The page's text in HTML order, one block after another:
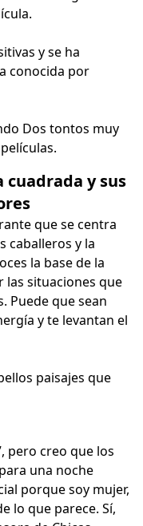
y se ha
conocida por
Dos tontos muy
cuadrada y sus
que se centra
caballeros y la
la base de la
las situaciones que
Puede que sean
y te levantan el
paisajes que
pero creo que los
una noche
porque soy mujer,
lo que parece. Sí,